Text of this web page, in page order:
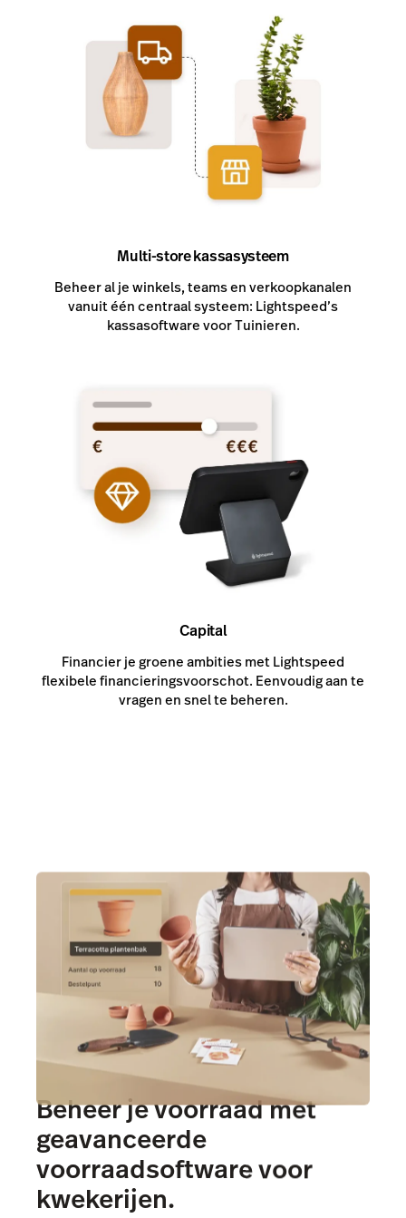
Multi-store kassasysteem
Beheer al je winkels, teams en verkoopkanalen
vanuit één centraal systeem: Lightspeed’s
kassasoftware voor Tuinieren.
Capital
Financier je groene ambities met Lightspeed
flexibele financieringsvoorschot. Eenvoudig aan te
vragen en snel te beheren.
Beheer je voorraad met
geavanceerde
voorraadsoftware voor
kwekerijen.